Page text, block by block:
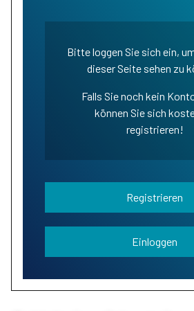
Bitte loggen Sie sich ein,
dieser Seite sehen zu
Falls Sie noch kein
können Sie sich
registrieren!
Registrieren
Einloggen